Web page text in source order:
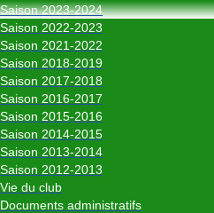
Saison 2023-2024
Saison 2022-2023
Saison 2021-2022
Saison 2018-2019
Saison 2017-2018
Saison 2016-2017
Saison 2015-2016
Saison 2014-2015
Saison 2013-2014
Saison 2012-2013
Vie du club
Documents administratifs